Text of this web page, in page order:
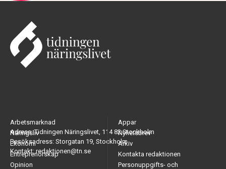
Adress: Tidningen Näringslivet, 114 82 Stockholm
Besöksadress: Storgatan 19, Stockholm
Kontakt: redaktionen@tn.se
Arbetsmarknad
Näringsliv
Ekonomi
Entreprenörskap
Opinion
Appar
Nyhetsbrev
Arkiv
Kontakta redaktionen
Personuppgifts- och